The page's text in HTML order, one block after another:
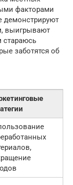
факторами
демонстрируют
выигрывают
стараюсь
заботятся об